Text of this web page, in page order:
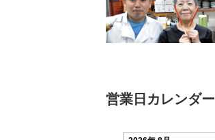
営業日カレンダー